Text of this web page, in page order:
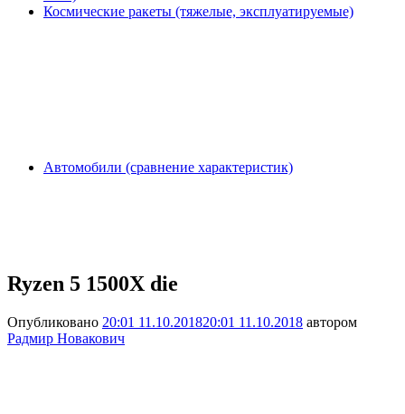
Космические ракеты (тяжелые, эксплуатируемые)
Автомобили (сравнение характеристик)
Ryzen 5 1500X die
Опубликовано 20:01 11.10.201820:01 11.10.2018 автором
Радмир Новакович